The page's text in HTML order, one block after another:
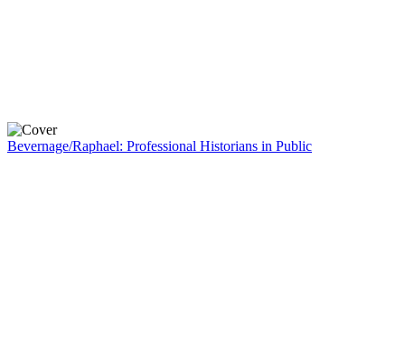
Bevernage/Raphael: Professional Historians in Public